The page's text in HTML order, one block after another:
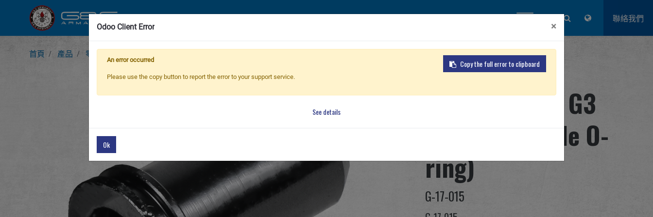
新產品 步槍 手槍 零件 & 配件 BB 彈 射擊訓練系列 全球經銷 品牌優勢 關於怪怪 登入 聯絡我們
首頁 產品 零件 & 配件
Air Nozzle for G3
Gearbox(Single O-
ring)
G-17-015
Odoo Client Error ×
Copy the full error to clipboard
An error occurred
Please use the copy button to report the error to your support service.
See details
Ok